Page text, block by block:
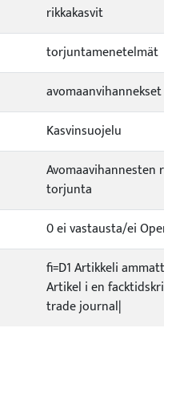
rikkakasvit
torjuntamenetelmät
avomaanvihannekset
Kasvinsuojelu
Avomaavihannesten
torjunta
0 ei vastausta/ei Open
fi=D1 Artikkeli
Artikel i en
trade journal|